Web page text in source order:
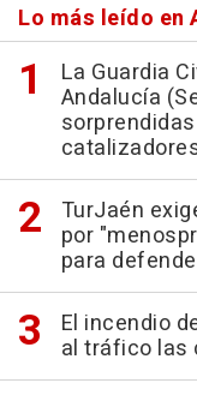
Lo más leído en
La Guardia
Andalucía
TurJaén
por
para
El incendio
al tráfico las